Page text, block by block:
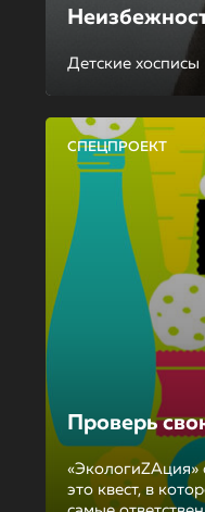
Детские хосписы
СПЕЦПРОЕКТ
Проверь
это квест, в